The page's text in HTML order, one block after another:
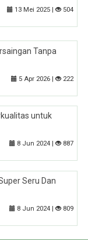
13 Mei 2025 | 504
Tanpa
5 Apr 2026 | 222
untuk
8 Jun 2024 | 887
Seru Dan
8 Jun 2024 | 809